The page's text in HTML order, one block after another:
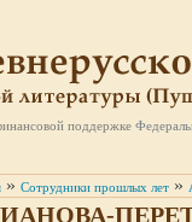
поддержке
»Сотрудники прошлых лет »
ПЕРЕТЦ